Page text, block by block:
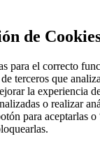
de
para el correcto
terceros que
la experiencia
o realizar
para aceptarlas